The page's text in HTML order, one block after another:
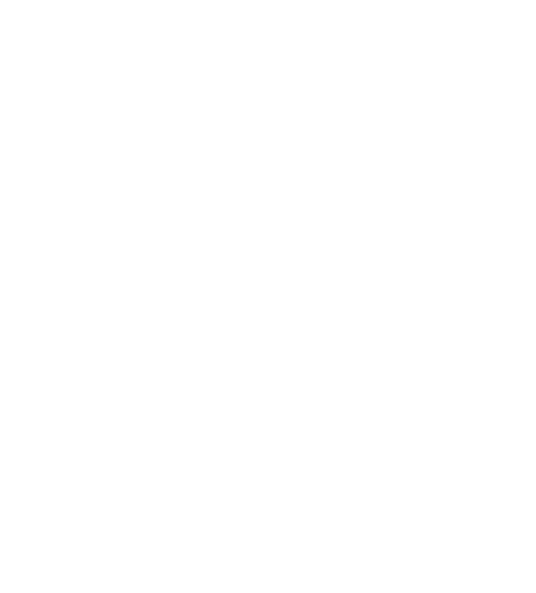
en las películas románticas populares. Por
podría haber hecho.
ha encontrado su camino a través de las